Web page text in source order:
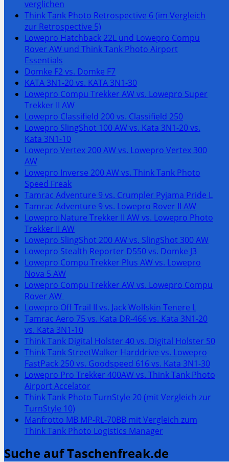
verglichen
Think Tank Photo Retrospective 6 (im Vergleich
zur Retrospective 5)
Lowepro Hatchback 22L und Lowepro Compu
Rover AW und Think Tank Photo Airport
Essentials
Domke F2 vs. Domke F7
KATA 3N1-20 vs. KATA 3N1-30
Lowepro Compu Trekker AW vs. Lowepro Super
Trekker II AW
Lowepro Classifield 200 vs. Classifield 250
Lowepro SlingShot 100 AW vs. Kata 3N1-20 vs.
Kata 3N1-10
Lowepro Vertex 200 AW vs. Lowepro Vertex 300
AW
Lowepro Inverse 200 AW vs. Think Tank Photo
Speed Freak
Tamrac Adventure 9 vs. Crumpler Pyjama Pride L
Tamrac Adventure 9 vs. Lowepro Rover II AW
Lowepro Nature Trekker II AW vs. Lowepro Photo
Trekker II AW
Lowepro SlingShot 200 AW vs. SlingShot 300 AW
Lowepro Stealth Reporter D550 vs. Domke J3
Lowepro Compu Trekker Plus AW vs. Lowepro
Nova 5 AW
Lowepro Compu Trekker AW vs. Lowepro Compu
Rover AW
Lowepro Off Trail II vs. Jack Wolfskin Tenere L
Tamrac Aero 75 vs. Kata DR-466 vs. Kata 3N1-20
vs. Kata 3N1-10
Think Tank Digital Holster 40 vs. Digital Holster 50
Think Tank StreetWalker Harddrive vs. Lowepro
FastPack 250 vs. Goodspeed 616 vs. Kata 3N1-30
Lowepro Pro Trekker 400AW vs. Think Tank Photo
Airport Accelator
Think Tank Photo TurnStyle 20 (mit Vergleich zur
TurnStyle 10)
Manfrotto MB MP-RL-70BB mit Vergleich zum
Think Tank Photo Logistics Manager
Suche auf Taschenfreak.de